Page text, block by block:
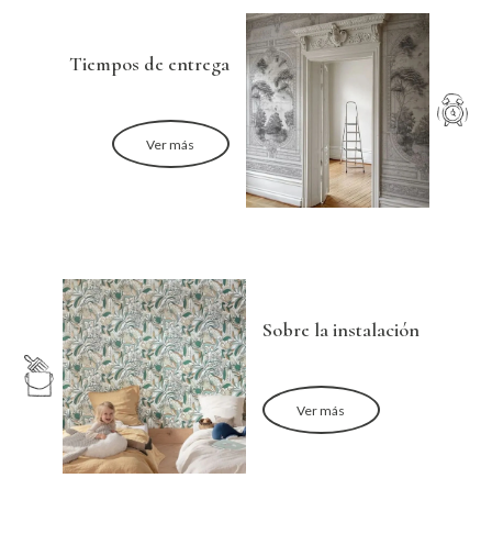
Tiempos de entrega
Ver más
Sobre la instalación
Ver más